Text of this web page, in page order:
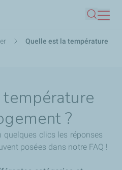
contenuQuelle est la température
?
quelques clics les réponses
posées dans notre FAQ !